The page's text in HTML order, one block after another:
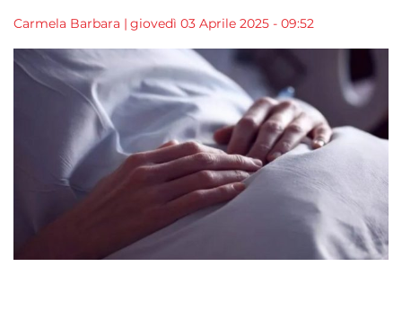
Carmela Barbara | giovedì 03 Aprile 2025 - 09:52